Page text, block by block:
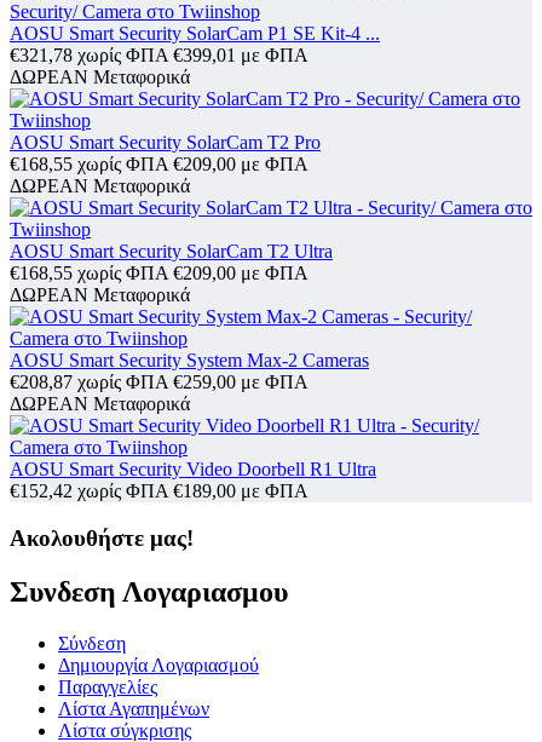
AOSU Smart Security SolarCam P1 SE Kit-4 ...
€321,78 χωρίς ΦΠΑ €399,01 με ΦΠΑ
ΔΩΡΕΑΝ Μεταφορικά
AOSU Smart Security SolarCam T2 Pro
€168,55 χωρίς ΦΠΑ €209,00 με ΦΠΑ
ΔΩΡΕΑΝ Μεταφορικά
AOSU Smart Security SolarCam T2 Ultra
€168,55 χωρίς ΦΠΑ €209,00 με ΦΠΑ
ΔΩΡΕΑΝ Μεταφορικά
AOSU Smart Security System Max-2 Cameras
€208,87 χωρίς ΦΠΑ €259,00 με ΦΠΑ
ΔΩΡΕΑΝ Μεταφορικά
AOSU Smart Security Video Doorbell R1 Ultra
€152,42 χωρίς ΦΠΑ €189,00 με ΦΠΑ
Ακολουθήστε μας!
Συνδεση Λογαριασμου​
Σύνδεση
Δημιουργία Λογαριασμού
Παραγγελίες
Λίστα Αγαπημένων
Λίστα σύγκρισης